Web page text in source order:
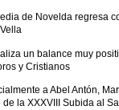
de Novelda regresa
un balance muy
y Cristianos
a Abel Antón,
la XXXVIII Subida al